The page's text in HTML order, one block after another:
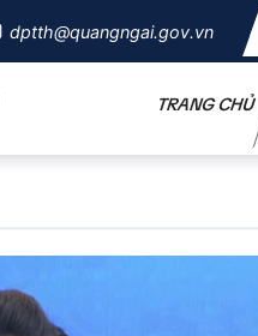
dptth@quangngai.gov.vn
TRANG CHỦ